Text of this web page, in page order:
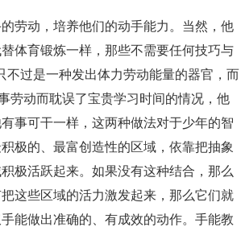
劳动，培养他们的动手能力。当然，他
体育锻炼一样，那些不需要任何技巧与
过是一种发出体力劳动能量的器官，而
劳动而耽误了宝贵学习时间的情况，他
事可干一样，这两种做法对于少年的智
极的、最富创造性的区域，依靠把抽象
极活跃起来。如果没有这种结合，那么
这些区域的活力激发起来，那么它们就
能做出准确的、有成效的动作。手能教